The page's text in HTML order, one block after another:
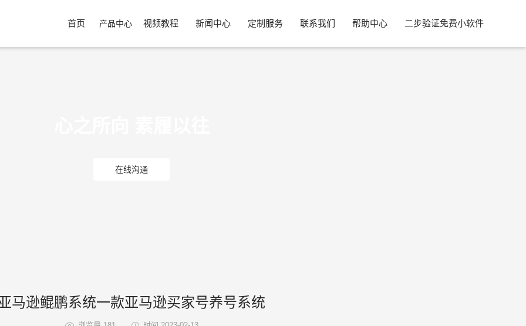
首页 产品中心 视频教程 新闻中心 定制服务 联系我们 帮助中心 二步验证免费小软件
在线沟通
马逊鲲鹏系统一款亚马逊买家号养号系统